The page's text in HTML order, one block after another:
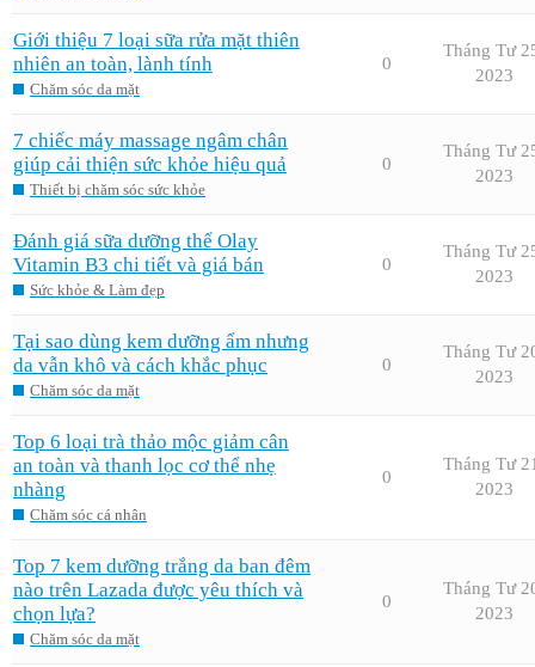
Giới thiệu 7 loại sữa rửa mặt thiên
nhiên an toàn, lành tính
Chăm sóc da mặt
0
Tháng Tư
2023
7 chiếc máy massage ngâm chân
giúp cải thiện sức khỏe hiệu quả
Thiết bị chăm sóc sức khỏe
0
Tháng Tư
2023
Đánh giá sữa dưỡng thể Olay
Vitamin B3 chi tiết và giá bán
Sức khỏe & Làm đẹp
0
Tháng Tư
2023
Tại sao dùng kem dưỡng ẩm nhưng
da vẫn khô và cách khắc phục
Chăm sóc da mặt
0
Tháng Tư
2023
Top 6 loại trà thảo mộc giảm cân
an toàn và thanh lọc cơ thể nhẹ
nhàng
Chăm sóc cá nhân
0
Tháng Tư
2023
Top 7 kem dưỡng trắng da ban đêm
nào trên Lazada được yêu thích và
chọn lựa?
Chăm sóc da mặt
0
Tháng Tư
2023